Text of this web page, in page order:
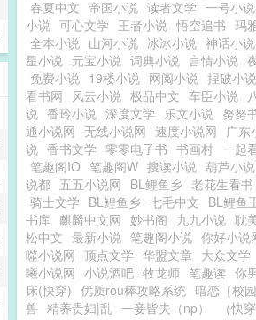
春夏中文 帝国小说 读者文学 一号小说
小说 可心文学 王者小说 悟空追书 玛
全本小说 山河小说 冰冰小说 神话小说
星小说 元宝小说 词典小说 言情小说
免费小说 19楼小说 网阅小说 捏破小说
看书网
风云小说 极品中文 车臣小说
说 香玲小说 深度文学 乐文小说 努努
通小说网 无线小说网 速度小说网 广东
说 香书文学 零零电子书 书画村 一起
笔趣阁IO 笔趣阁W 搜读小说 葫芦小
说都 五五小说网 BL鲤鱼乡 老花生看书
骑士文学 BL鲤鱼乡 七毛中文 BL鲤鱼
书库 麒麟中文网 妙书阁 九九小说 耽
松中文 最新小说 笔趣阁小说 你好小说
噬小说网 顶点文学 华盟文章 大众文学
曦小说网 小说酒吧 牧龙师 笔趣读 你
床(快穿) 优质rou棒攻略系统 暗恋［校
兽 精养贵妇|乱 一妾皆夫（np） （快